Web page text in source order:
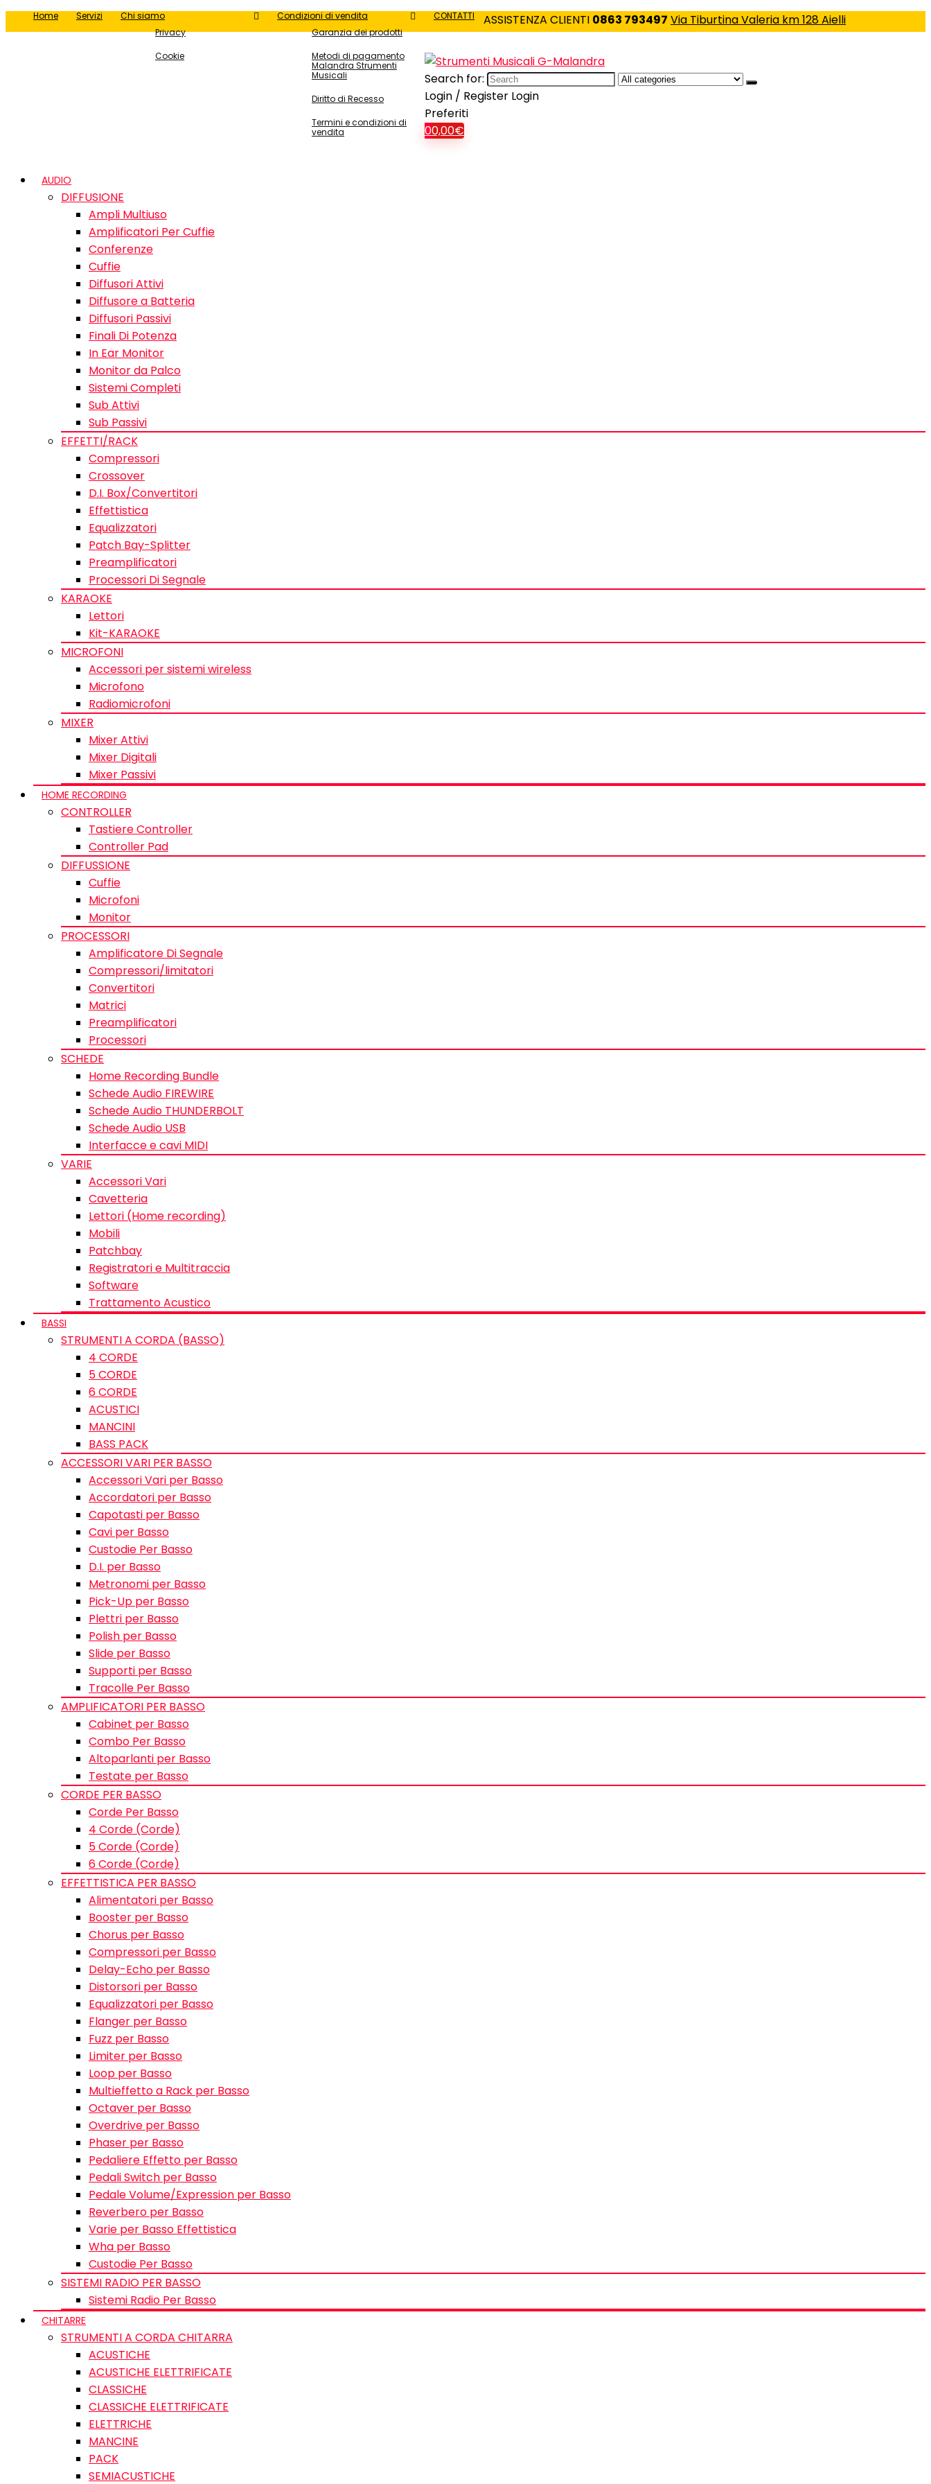
Home Servizi
Chi siamo
Privacy
Cookie
Condizioni di vendita
Garanzia dei prodotti
Metodi di pagamento
Malandra Strumenti
Musicali
Diritto di Recesso
Termini e condizioni di
vendita
CONTATTI ASSISTENZA CLIENTI 0863 793497 Via Tiburtina Valeria km 128 Aielli
Search for:
Login / Register Login
Preferiti
00,00€
AUDIO
DIFFUSIONE
Ampli Multiuso
Amplificatori Per Cuffie
Conferenze
Cuffie
Diffusori Attivi
Diffusore a Batteria
Diffusori Passivi
Finali Di Potenza
In Ear Monitor
Monitor da Palco
Sistemi Completi
Sub Attivi
Sub Passivi
EFFETTI/RACK
Compressori
Crossover
D.I. Box/Convertitori
Effettistica
Equalizzatori
Patch Bay-Splitter
Preamplificatori
Processori Di Segnale
KARAOKE
Lettori
Kit-KARAOKE
MICROFONI
Accessori per sistemi wireless
Microfono
Radiomicrofoni
MIXER
Mixer Attivi
Mixer Digitali
Mixer Passivi
HOME RECORDING
CONTROLLER
Tastiere Controller
Controller Pad
DIFFUSSIONE
Cuffie
Microfoni
Monitor
PROCESSORI
Amplificatore Di Segnale
Compressori/limitatori
Convertitori
Matrici
Preamplificatori
Processori
SCHEDE
Home Recording Bundle
Schede Audio FIREWIRE
Schede Audio THUNDERBOLT
Schede Audio USB
Interfacce e cavi MIDI
VARIE
Accessori Vari
Cavetteria
Lettori (Home recording)
Mobili
Patchbay
Registratori e Multitraccia
Software
Trattamento Acustico
BASSI
STRUMENTI A CORDA (BASSO)
4 CORDE
5 CORDE
6 CORDE
ACUSTICI
MANCINI
BASS PACK
ACCESSORI VARI PER BASSO
Accessori Vari per Basso
Accordatori per Basso
Capotasti per Basso
Cavi per Basso
Custodie Per Basso
D.I. per Basso
Metronomi per Basso
Pick-Up per Basso
Plettri per Basso
Polish per Basso
Slide per Basso
Supporti per Basso
Tracolle Per Basso
AMPLIFICATORI PER BASSO
Cabinet per Basso
Combo Per Basso
Altoparlanti per Basso
Testate per Basso
CORDE PER BASSO
Corde Per Basso
4 Corde (Corde)
5 Corde (Corde)
6 Corde (Corde)
EFFETTISTICA PER BASSO
Alimentatori per Basso
Booster per Basso
Chorus per Basso
Compressori per Basso
Delay-Echo per Basso
Distorsori per Basso
Equalizzatori per Basso
Flanger per Basso
Fuzz per Basso
Limiter per Basso
Loop per Basso
Multieffetto a Rack per Basso
Octaver per Basso
Overdrive per Basso
Phaser per Basso
Pedaliere Effetto per Basso
Pedali Switch per Basso
Pedale Volume/Expression per Basso
Reverbero per Basso
Varie per Basso Effettistica
Wha per Basso
Custodie Per Basso
SISTEMI RADIO PER BASSO
Sistemi Radio Per Basso
CHITARRE
STRUMENTI A CORDA CHITARRA
ACUSTICHE
ACUSTICHE ELETTRIFICATE
CLASSICHE
CLASSICHE ELETTRIFICATE
ELETTRICHE
MANCINE
PACK
SEMIACUSTICHE